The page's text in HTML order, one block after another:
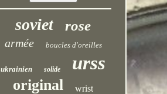
soviet rose
armée boucles d'oreilles
ukrainien solide urss
original wrist